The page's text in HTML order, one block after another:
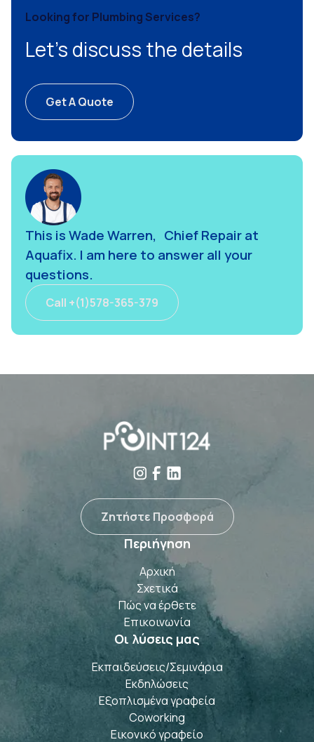
Looking for Plumbing Services?
Let’s discuss the details
Get A Quote
Get A Quote
This is Wade Warren, Chief Repair at
Aquafix. I am here to answer all your
questions.
Call +(1)578-365-379
Call +(1)578-365-379
Ζητήστε Προσφορά
Ζητήστε Προσφορά
Περιήγηση
Αρχική
Αρχική
Σχετικά
Σχετικά
Πώς να έρθετε
Πώς να έρθετε
Επικοινωνία
Επικοινωνία
Οι λύσεις μας
Εκπαιδεύσεις/Σεμινάρια
Εκπαιδεύσεις/Σεμινάρια
Εκδηλώσεις
Εκδηλώσεις
Εξοπλισμένα γραφεία
Εξοπλισμένα γραφεία
Coworking
Coworking
Εικονικό γραφείο